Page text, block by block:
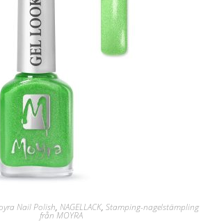
Nail Polish, NAGELLACK, Stamping-nagelstämpling
från MOYRA